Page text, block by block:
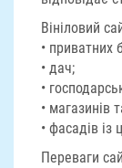
Вініловий
• приватних
• дач;
•
• магазинів
• фасадів із
Переваги